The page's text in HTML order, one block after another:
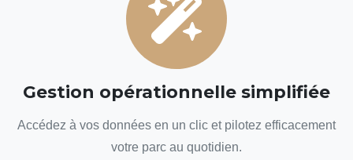
Gestion opérationnelle simplifiée
Accédez à vos données en un clic et pilotez efficacement
votre parc au quotidien.